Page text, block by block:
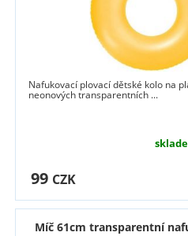
Nafukovací plovací dětské kolo na
neonových transparentních ...
99 CZK
Míč 61cm transparentní